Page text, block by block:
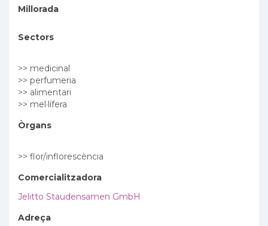
Millorada
Sectors
>> medicinal
>> perfumeria
>> alimentari
>> mel·lífera
Òrgans
>> flor/inflorescència
Comercialitzadora
Jelitto Staudensamen GmbH
Adreça